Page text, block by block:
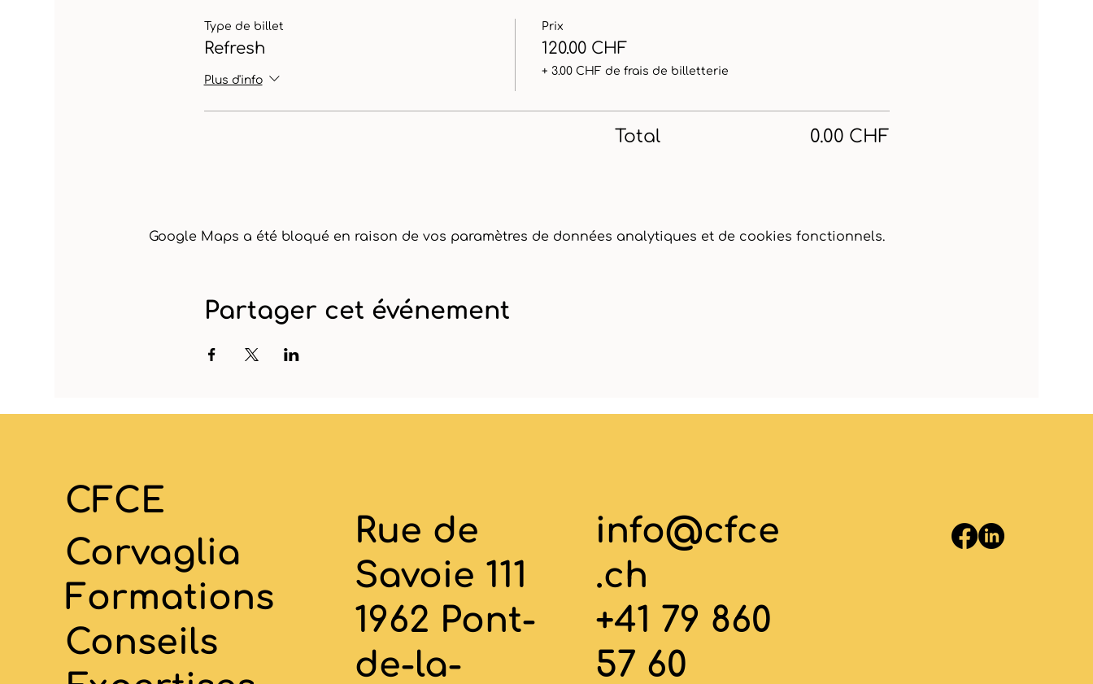
Type de billet
Refresh
Plus d'info
Prix
120.00 CHF
+ 3.00 CHF de frais de billetterie
Total 0.00 CHF
Google Maps a été bloqué en raison de vos paramètres de données analytiques et de cookies fonctionnels.
Partager cet événement
CFCE
Corvaglia
Formations
Conseils
Rue de
Savoie 111
1962 Pont-
de-la-
info@cfce
.ch
+41 79 860
57 60